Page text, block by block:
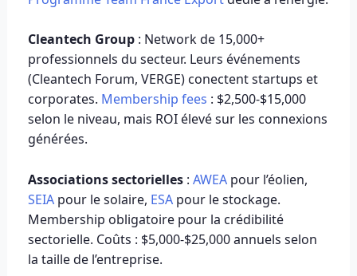
Cleantech Group: Network de 15,000+
professionnels du secteur. Leurs événements
(Cleantech Forum, VERGE) conectent startups et
corporates. Membership fees : $2,500-$15,000
selon le niveau, mais ROI élevé sur les connexions
générées.
Associations sectorielles: AWEA pour l’éolien,
SEIA pour le solaire, ESA pour le stockage.
Membership obligatoire pour la crédibilité
sectorielle. Coûts : $5,000-$25,000 annuels selon
la taille de l’entreprise.